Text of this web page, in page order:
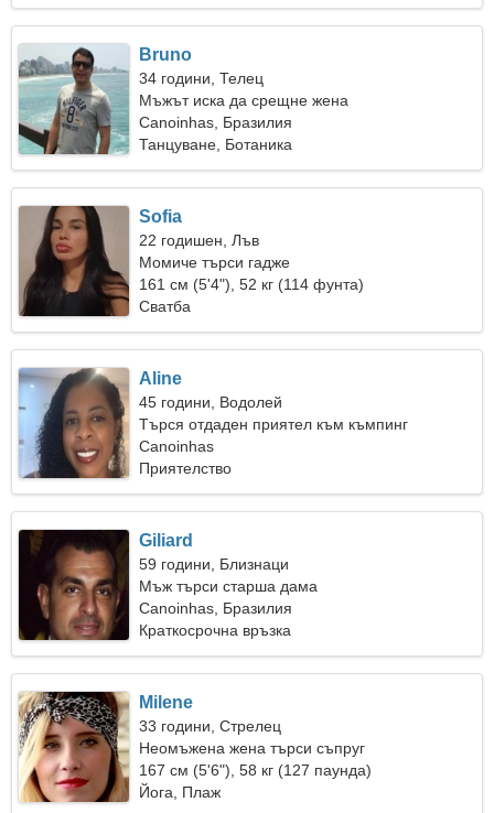
Bruno
34 години, Телец
Мъжът иска да срещне жена
Canoinhas, Бразилия
Танцуване, Ботаника
Sofia
22 годишен, Лъв
Момиче търси гадже
161 см (5'4"), 52 кг (114 фунта)
Сватба
Aline
45 години, Водолей
Търся отдаден приятел към къмпинг
Canoinhas
Приятелство
Giliard
59 години, Близнаци
Мъж търси старша дама
Canoinhas, Бразилия
Краткосрочна връзка
Milene
33 години, Стрелец
Неомъжена жена търси съпруг
167 см (5'6"), 58 кг (127 паунда)
Йога, Плаж